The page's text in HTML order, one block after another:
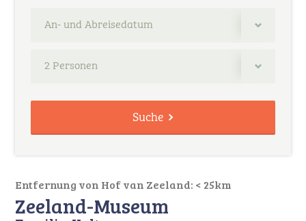
2 Personen
Suche
Entfernung von Hof van Zeeland: < 25km
Zeeland-Museum